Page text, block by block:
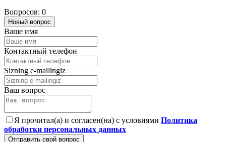
Вопросов: 0
Новый вопрос
Ваше имя
Контактный телефон
Sizning e-mailingiz
Ваш вопрос
Я прочитал(а) и согласен(на) с условиями Политика
обработки персональных данных
Отправить свой вопрос